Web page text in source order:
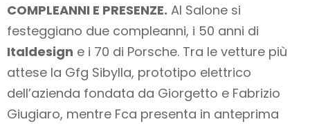
COMPLEANNI E PRESENZE. Al Salone si
festeggiano due compleanni, i 50 anni di
Italdesign e i 70 di Porsche. Tra le vetture più
attese la Gfg Sibylla, prototipo elettrico
dell’azienda fondata da Giorgetto e Fabrizio
Giugiaro, mentre Fca presenta in anteprima